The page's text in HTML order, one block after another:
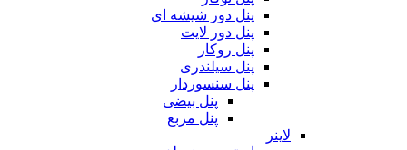
پنل دور شیشه ای
پنل دور لایت
پنل روکار
پنل سیلندری
پنل سنسوردار
پنل بیضی
پنل مربع
لاینر